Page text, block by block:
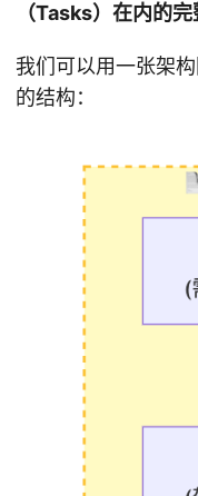
（Tasks） 在内的完
我们可以用一张架
的结构：